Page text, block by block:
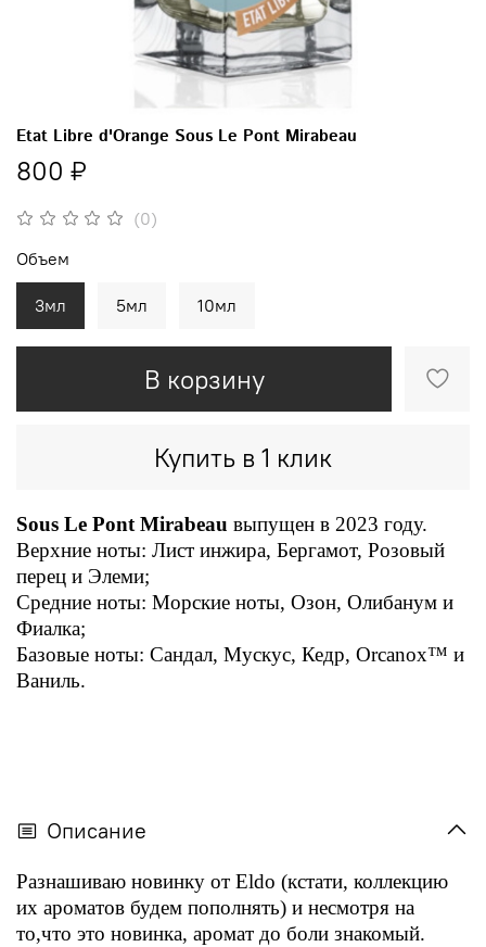
(0)
Etat Libre d'Orange Sous Le Pont Mirabeau
800 ₽
В корзину
Купить в 1 клик
Объем
3мл 5мл 10мл
Sous Le Pont Mirabeau выпущен в 2023 году.
Верхние ноты: Лист инжира, Бергамот, Розовый
перец и Элеми;
Средние ноты: Морские ноты, Озон, Олибанум и
Фиалка;
Базовые ноты: Сандал, Мускус, Кедр, Orcanox™ и
Ваниль.
Описание
Разнашиваю новинку от Eldo (кстати, коллекцию
их ароматов будем пополнять) и несмотря на
то,что это новинка, аромат до боли знакомый.